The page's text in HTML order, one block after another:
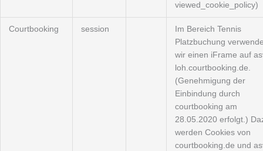
viewed_cookie_policy)
Courtbooking session
Im Bereich Tennis
Platzbuchung
wir einen iFrame auf
loh.courtbooking.de.
(Genehmigung der
Einbindung durch
courtbooking am
28.05.2020 erfolgt.)
werden Cookies von
courtbooking.de und